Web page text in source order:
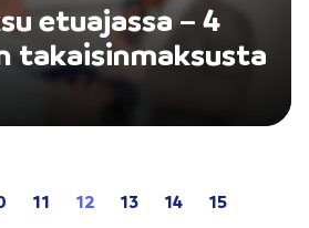
etuajassa – 4
takaisinmaksusta
11 12 13 14 15